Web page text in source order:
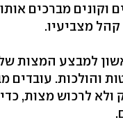
וקונים מברכים
מצביעיו.
למבצע המצות
והולכות. עובדים
לרכוש מצות,